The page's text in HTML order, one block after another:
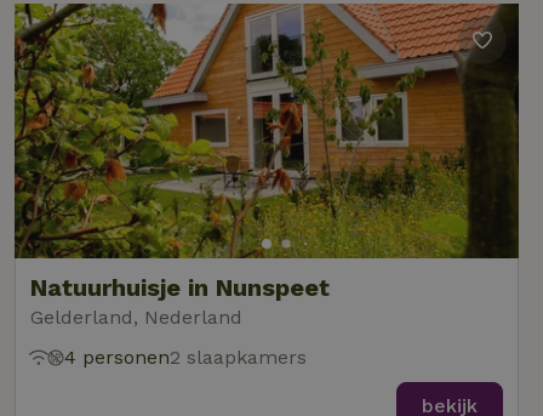
Natuurhuisje in Nunspeet
Gelderland, Nederland
4 personen2 slaapkamers
bekijk